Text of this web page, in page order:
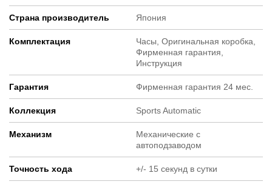
Страна производитель Япония
Комплектация
Часы, Оригинальная коробка,
Фирменная гарантия,
Инструкция
Гарантия Фирменная гарантия 24 мес.
Коллекция Sports Automatic
Механизм
Механические с
автоподзаводом
Точность хода +/- 15 секунд в сутки